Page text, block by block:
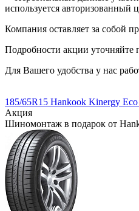
используется авторизованный
Компания оставляет за собой
Подробности акции уточняйте
Для Вашего удобства у нас
185/65R15 Hankook Kinergy
Акция
Шиномонтаж в подарок от